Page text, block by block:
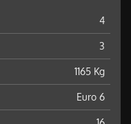
4
3
1165 Kg
Euro 6